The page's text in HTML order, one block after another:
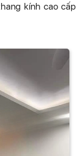
kính cao cấp